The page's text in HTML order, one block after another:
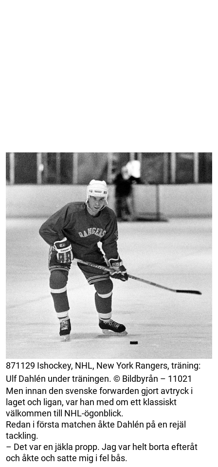
871129 Ishockey, NHL, New York Rangers, träning:
Ulf Dahlén under träningen. © Bildbyrån – 11021
Men innan den svenske forwarden gjort avtryck i
laget och ligan, var han med om ett klassiskt
välkommen till NHL-ögonblick.
Redan i första matchen åkte Dahlén på en rejäl
tackling.
– Det var en jäkla propp. Jag var helt borta efteråt
och åkte och satte mig i fel bås.